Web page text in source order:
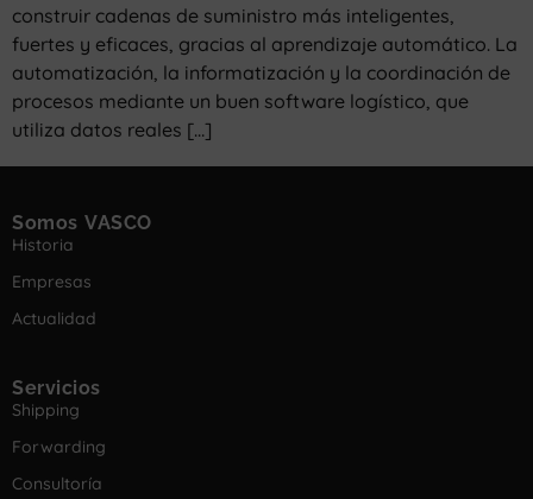
construir cadenas de suministro más inteligentes,
fuertes y eficaces, gracias al aprendizaje automático. La
automatización, la informatización y la coordinación de
procesos mediante un buen software logístico, que
utiliza datos reales […]
Somos VASCO
Historia
Empresas
Actualidad
Servicios
Shipping
Forwarding
Consultoría